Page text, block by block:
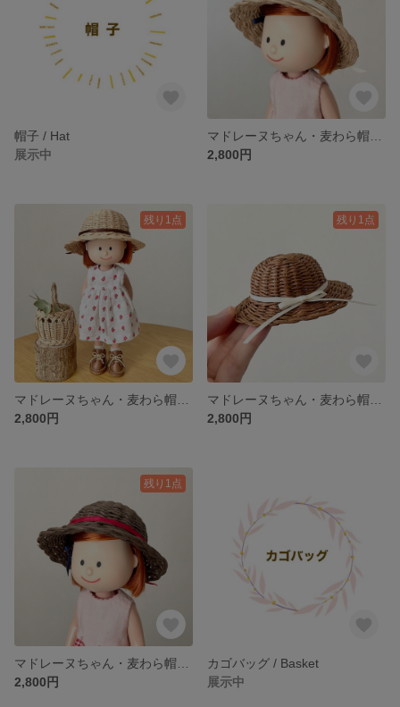
帽子 / Hat
展示中
2,800円
残り1点
2,800円
残り1点
2,800円
残り1点
2,800円
カゴバッグ / Basket
展示中